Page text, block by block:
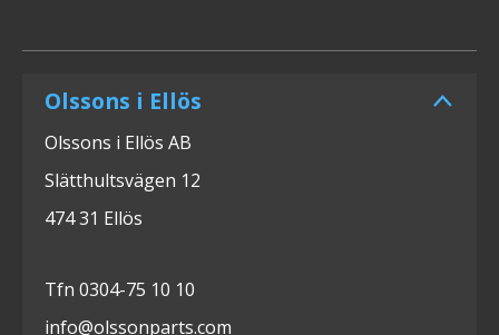
Olssons i Ellös
Olssons i Ellös AB
Slätthultsvägen 12
474 31 Ellös
Tfn 0304-75 10 10
info@olssonparts.com